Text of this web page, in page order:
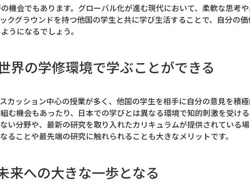
機会でもあります。グローバル化が進む現代において、柔軟な思考
クグラウンドを持つ他国の学生と共に学び生活することで、自分の
うになるでしょう。
界の学修環境で学ぶことができる
カッション中心の授業が多く、他国の学生を相手に自分の意見を積
む機会もあったり、日本での学びとは異なる環境で知的刺激を受け
い分野や、最新の研究を取り入れたカリキュラムが提供されている
ことや最先端の研究に触れられることも大きなメリットです。
来への大きな一歩となる